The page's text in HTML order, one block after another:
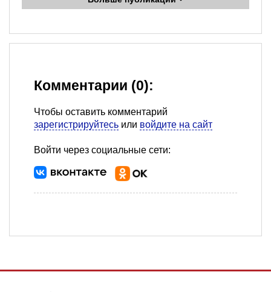
Комментарии (0):
Чтобы оставить комментарий
зарегистрируйтесь или войдите на сайт
Войти через социальные сети: